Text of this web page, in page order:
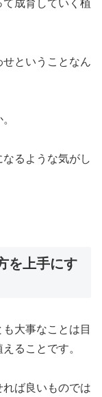
成育していく植
ということなん
るような気がし
を上手にす
大事なことは目
ることです。
ば良いものでは